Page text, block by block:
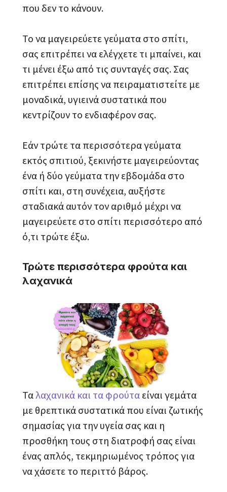
που δεν το κάνουν.
Το να μαγειρεύετε γεύματα στο σπίτι,
σας επιτρέπει να ελέγχετε τι μπαίνει, και
τι μένει έξω από τις συνταγές σας. Σας
επιτρέπει επίσης να πειραματιστείτε με
μοναδικά, υγιεινά συστατικά που
κεντρίζουν το ενδιαφέρον σας.
Εάν τρώτε τα περισσότερα γεύματα
εκτός σπιτιού, ξεκινήστε μαγειρεύοντας
ένα ή δύο γεύματα την εβδομάδα στο
σπίτι και, στη συνέχεια, αυξήστε
σταδιακά αυτόν τον αριθμό μέχρι να
μαγειρεύετε στο σπίτι περισσότερο από
ό,τι τρώτε έξω.
Τρώτε περισσότερα φρούτα και
λαχανικά
Ταλαχανικά και τα φρούτα είναι γεμάτα
με θρεπτικά συστατικά που είναι ζωτικής
σημασίας για την υγεία σας και η
προσθήκη τους στη διατροφή σας είναι
ένας απλός, τεκμηριωμένος τρόπος για
να χάσετε το περιττό βάρος.